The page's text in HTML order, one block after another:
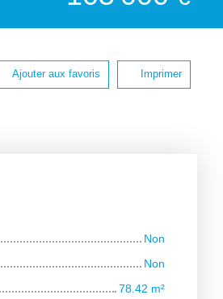
Ajouter aux favoris Imprimer
Non
Non
78.42 m²